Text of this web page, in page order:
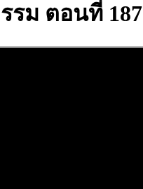
ม ตอนที่ 187